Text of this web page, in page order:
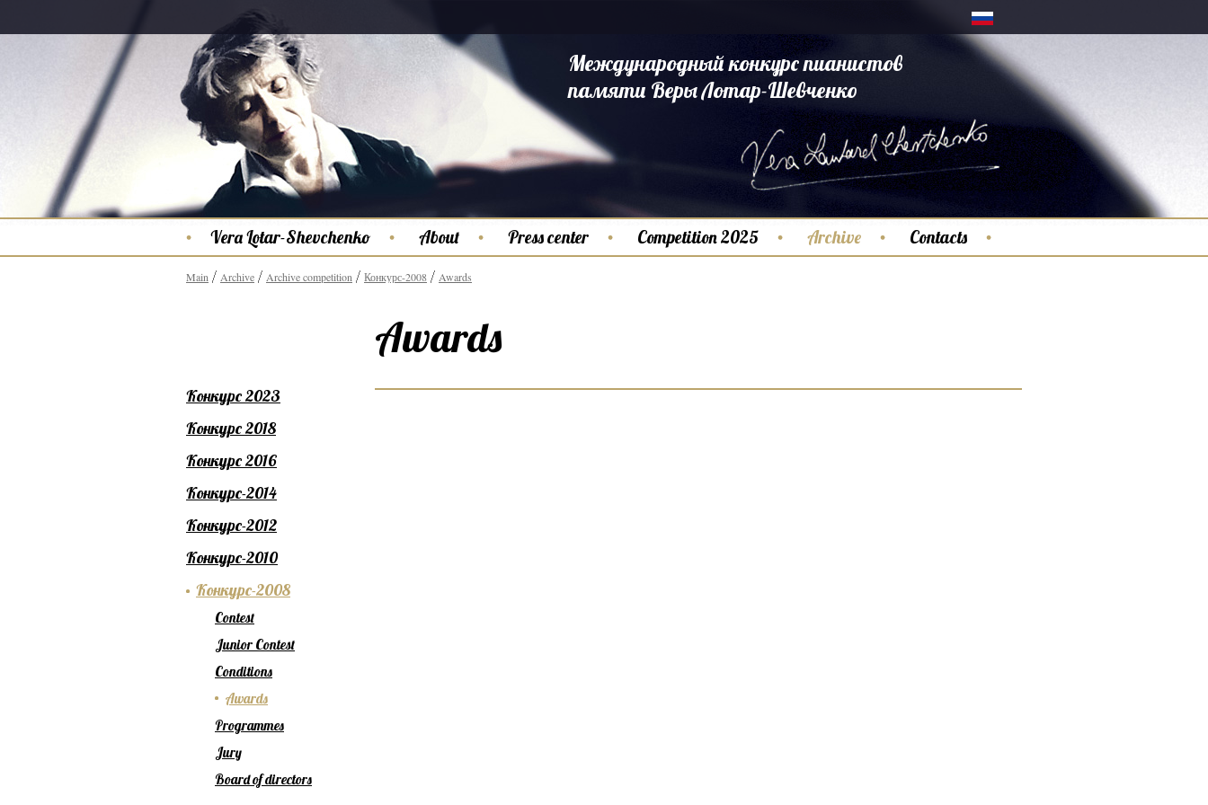
Международный конкурс пианистов
памяти Веры Лотар-Шевченко
Vera Lotar-Shevchenko About Press center Competition 2025 Archive Contacts
Main Archive Archive competition Конкурс-2008 Awards
Awards
Конкурс 2023
Конкурс 2018
Конкурс 2016
Конкурс-2014
Конкурс-2012
Конкурс-2010
Конкурс-2008
Contest
Junior Contest
Conditions
Awards
Programmes
Jury
Board of directors